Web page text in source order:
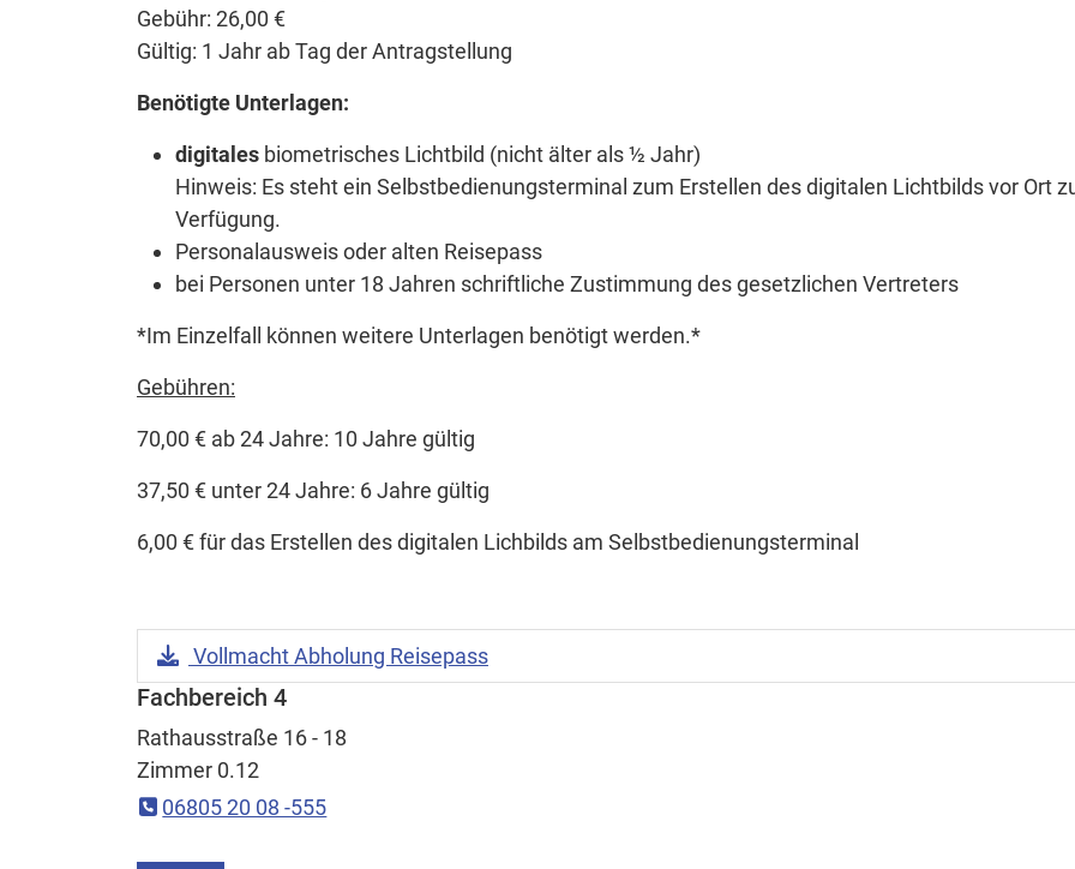
Gebühr: 26,00 €
Gültig: 1 Jahr ab Tag der Antragstellung
Benötigte Unterlagen:
digitales biometrisches Lichtbild (nicht älter als ½ Jahr)
Hinweis: Es steht ein Selbstbedienungsterminal zum Erstellen des digitalen Lichtbilds vor Ort
Verfügung.
Personalausweis oder alten Reisepass
bei Personen unter 18 Jahren schriftliche Zustimmung des gesetzlichen Vertreters
*Im Einzelfall können weitere Unterlagen benötigt werden.*
Gebühren:
70,00 € ab 24 Jahre: 10 Jahre gültig
37,50 € unter 24 Jahre: 6 Jahre gültig
6,00 € für das Erstellen des digitalen Lichbilds am Selbstbedienungsterminal
Download Datei:
Vollmacht Abholung Reisepass
Fachbereich 4
Rathausstraße 16 - 18
Zimmer 0.12
06805 20 08 -555